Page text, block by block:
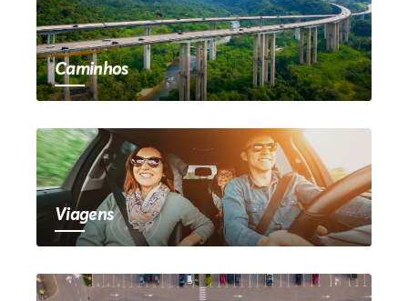
Caminhos
Viagens